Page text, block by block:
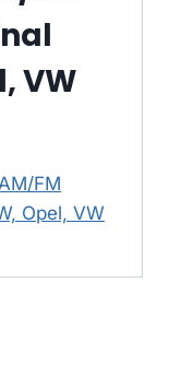
VW
FM
Opel, VW